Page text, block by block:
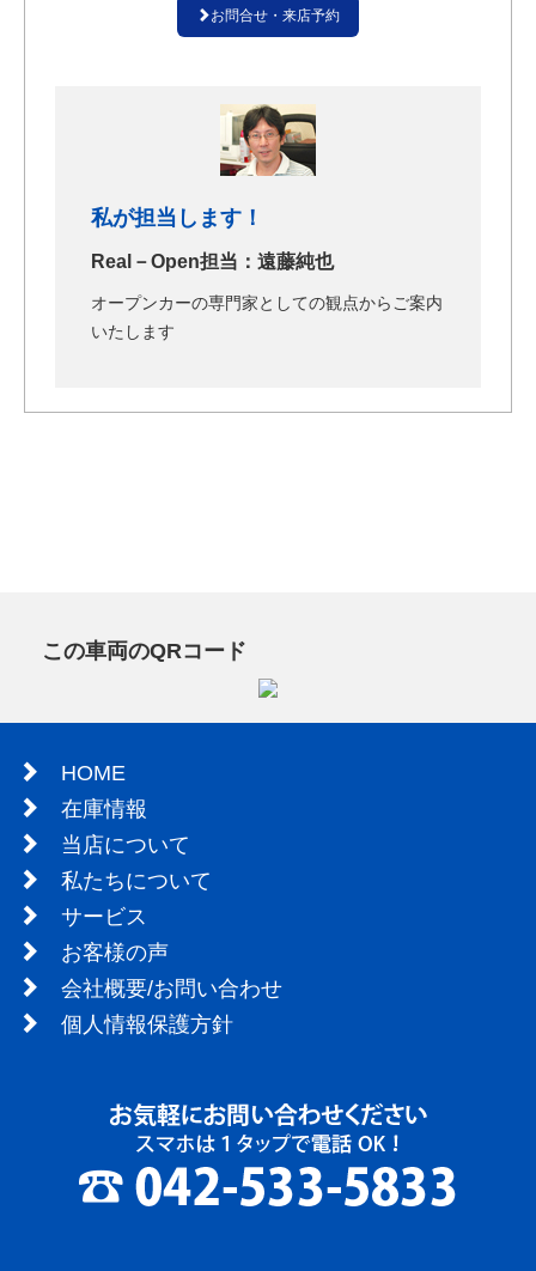
お問合せ・来店予約
私が担当します！
Real－Open担当：遠藤純也
オープンカーの専門家としての観点からご案内
いたします
この車両のQRコード
HOME
在庫情報
当店について
私たちについて
サービス
お客様の声
会社概要/お問い合わせ
個人情報保護方針